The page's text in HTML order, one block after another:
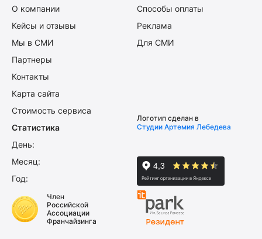
О компании
Кейсы и отзывы
Мы в СМИ
Партнеры
Контакты
Карта сайта
Стоимость сервиса
Способы оплаты
Реклама
Для СМИ
Статистика
День:
Месяц:
Год:
Логотип сделан в
Студии Артемия Лебедева
Член
Российской
Ассоциации
Франчайзинга